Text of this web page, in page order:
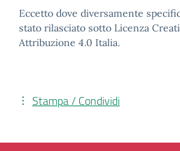
Eccetto dove diversamente
stato rilasciato sotto Licenza
Attribuzione 4.0 Italia.
Stampa / Condividi